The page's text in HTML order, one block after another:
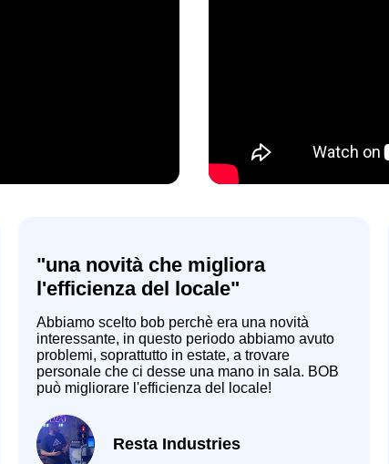
"una novità che migliora
l'efficienza del locale"
Abbiamo scelto bob perchè era una novità
interessante, in questo periodo abbiamo avuto
problemi, soprattutto in estate, a trovare
personale che ci desse una mano in sala. BOB
può migliorare l'efficienza del locale!
Resta Industries